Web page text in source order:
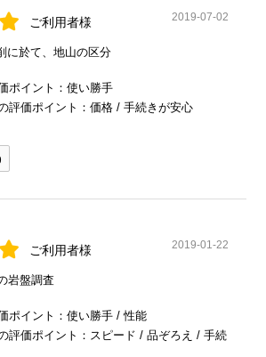
ご利用者様 2019-07-02
に於て、地山の区分
ポイント：使い勝手
評価ポイント：価格 / 手続きが安心
ご利用者様 2019-01-22
岩盤調査
ポイント：使い勝手 / 性能
評価ポイント：スピード / 品ぞろえ / 手続